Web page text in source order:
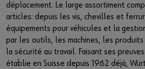
déplacement. Le large assortiment
articles: depuis les vis, chevilles et
équipements pour véhicules et la
par les outils, les machines, les
la sécurité au travail. Faisant ses
établie en Suisse depuis 1962 déjà,